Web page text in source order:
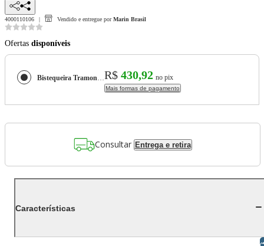
4000110106 Vendido e entregue por Marin Brasil
Ofertas disponíveis
Bistequeira Tramontina Profissional em Ferro 30 cm 2,4 LR$ 430,92 no pix
Mais formas de pagamento
Consultar Entrega e retira
Características